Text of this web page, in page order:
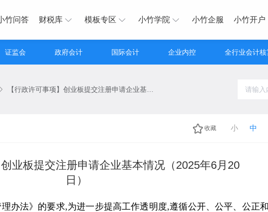
竹问答 财税库 模板专区 小竹学院 小竹企服 小竹开户
证监会 政府会计 国际会计 企业内控 全行业会计核
收藏 小 中
创业板提交注册申请企业基本情况（2025年6月20
日）
办法》的要求,为进一步提高工作透明度,遵循公开、公平、公正